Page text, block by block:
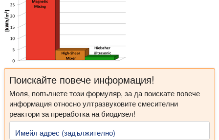
Поискайте повече информация!
Моля, попълнете този формуляр, за да поискате повече
информация относно ултразвуковите смесителни
реактори за преработка на биодизел!
Имейл адрес (задължително)